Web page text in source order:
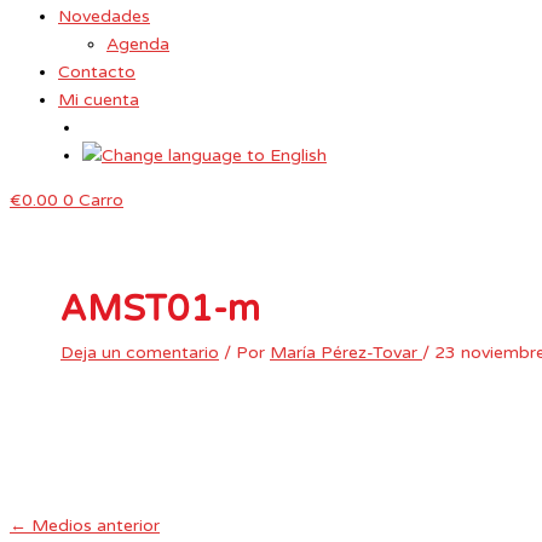
Novedades
Agenda
Contacto
Mi cuenta
€0.00 0 Carro
AMST01-m
Deja un comentario / Por María Pérez-Tovar / 23
← Medios anterior